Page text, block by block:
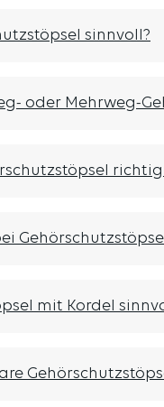
sinnvoll?
oder Mehrweg-
richtig
mit Kordel